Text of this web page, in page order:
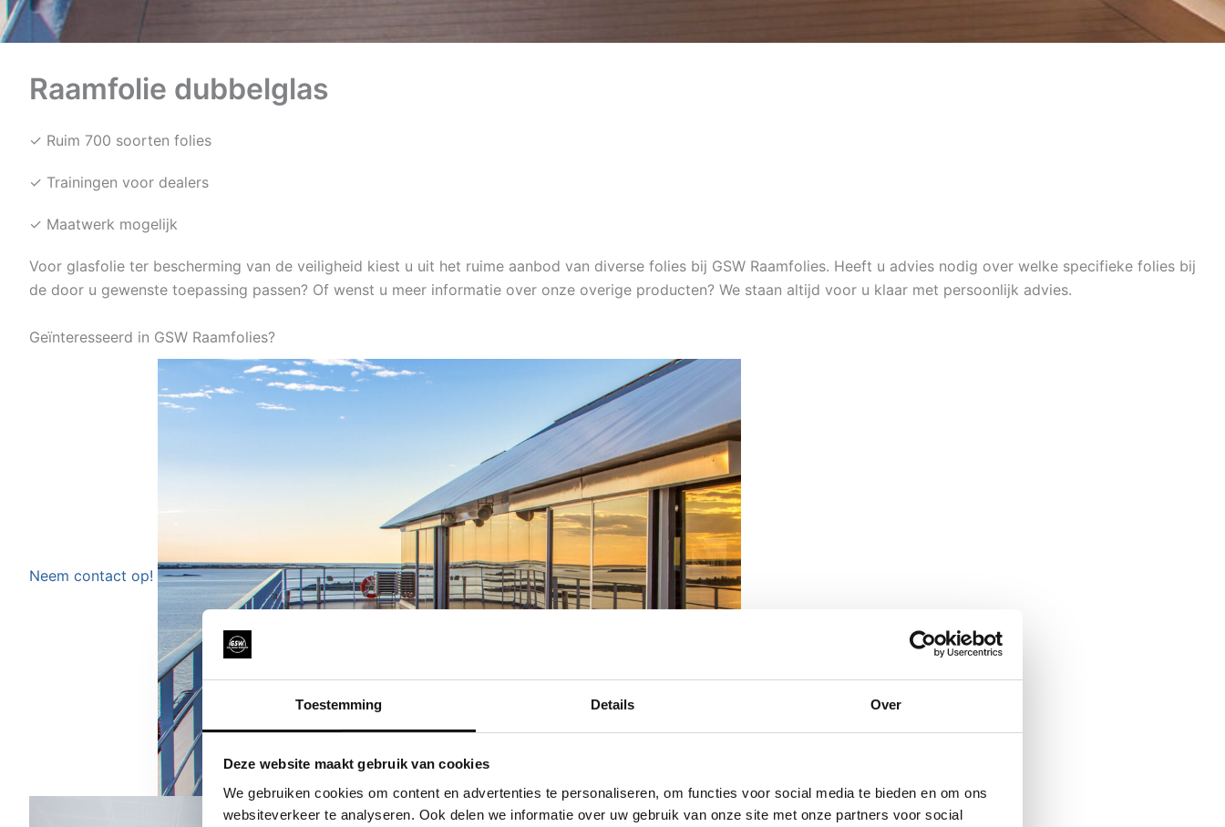
Toestemming Details Over
Deze website maakt gebruik van cookies
We gebruiken cookies om content en advertenties te personaliseren, om functies voor social media te bieden en om ons
websiteverkeer te analyseren. Ook delen we informatie over uw gebruik van onze site met onze partners voor social
Raamfolie dubbelglas
✓ Ruim 700 soorten folies
✓ Trainingen voor dealers
✓ Maatwerk mogelijk
Voor glasfolie ter bescherming van de veiligheid kiest u uit het ruime aanbod van diverse folies bij GSW Raamfolies. Heeft u advies nodig over welke specifieke folies bij
de door u gewenste toepassing passen? Of wenst u meer informatie over onze overige producten? We staan altijd voor u klaar met persoonlijk advies.
Geïnteresseerd in GSW Raamfolies?
Neem contact op!